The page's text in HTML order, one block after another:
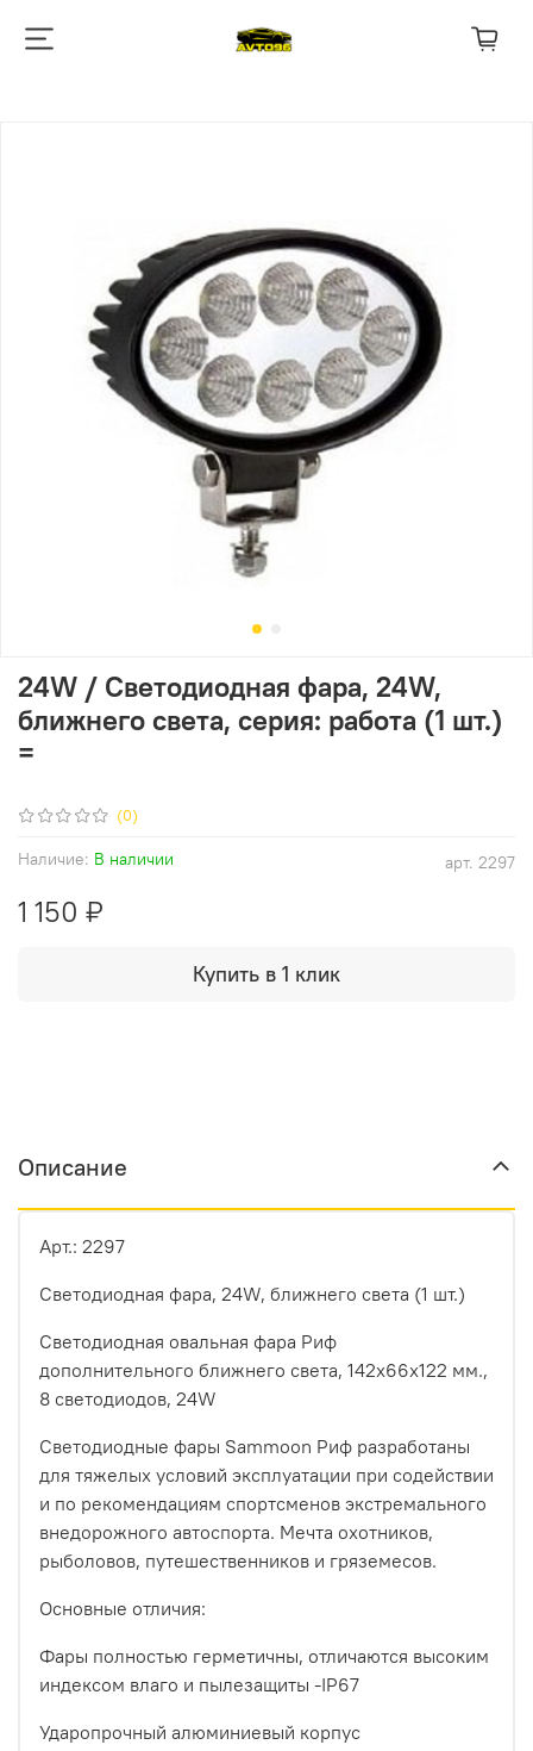
(0)
арт. 2297
Наличие: В наличии
24W / Светодиодная фара, 24W,
ближнего света, серия: работа (1 шт.)
=
1 150 ₽
Купить в 1 клик
Описание
Арт.: 2297
Светодиодная фара, 24W, ближнего света (1 шт.)
Светодиодная овальная фара Риф
дополнительного ближнего света, 142x66x122 мм.,
8 светодиодов, 24W
Светодиодные фары Sammoon Риф разработаны
для тяжелых условий эксплуатации при содействии
и по рекомендациям спортсменов экстремального
внедорожного автоспорта. Мечта охотников,
рыболовов, путешественников и гряземесов.
Основные отличия:
Фары полностью герметичны, отличаются высоким
индексом влаго и пылезащиты -IP67
Ударопрочный алюминиевый корпус